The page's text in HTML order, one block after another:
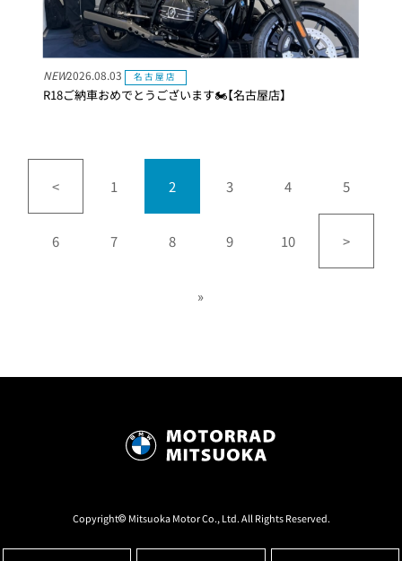
R18ご納車おめでとうございます🏍【名古屋店】
NEW2026.08.03 名古屋店
< 1 2 3 4 5
6 7 8 9 10 >
»
Copyright© Mitsuoka Motor Co., Ltd. All Rights Reserved.